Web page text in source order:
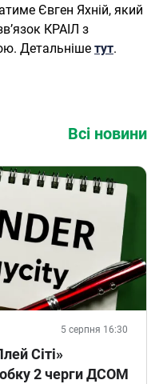
Євген Яхній, який
КРАІЛ з
Детальніше тут.
Всі новини
5 серпня 16:30
Сіті»
2 черги ДСОМ